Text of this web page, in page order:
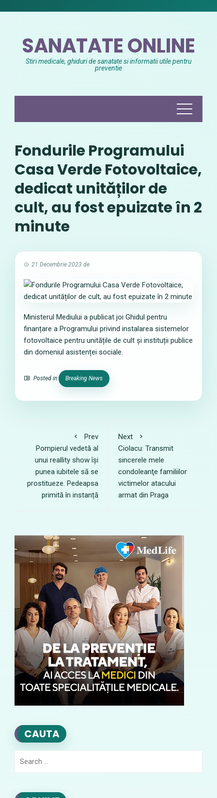
SANATATE ONLINE
Stiri medicale, ghiduri de sanatate si informatii utile pentru
preventie
Fondurile Programului
Casa Verde Fotovoltaice,
dedicat unităților de
cult, au fost epuizate în 2
minute
21 Decembrie 2023 de
Ministerul Mediului a publicat joi Ghidul pentru
finanțare a Programului privind instalarea sistemelor
fotovoltaice pentru unitățile de cult și instituții publice
din domeniul asistenței sociale.
Posted in Breaking News
Prev
Pompierul vedetă al
unui reallity show își
punea iubitele să se
prostitueze. Pedeapsa
primită în instanță
Next
Ciolacu: Transmit
sincerele mele
condoleanţe familiilor
victimelor atacului
armat din Praga
CAUTA